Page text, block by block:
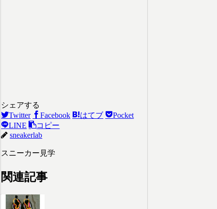
シェアする
Twitter
Facebook はてブ
Pocket
LINE
コピー
sneakerlab
スニーカー見学
関連記事